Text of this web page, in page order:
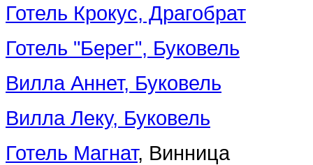
Готель Крокус, Драгобрат
Готель "Берег", Буковель
Вилла Аннет, Буковель
Вилла Леку, Буковель
Готель Магнат, Винница